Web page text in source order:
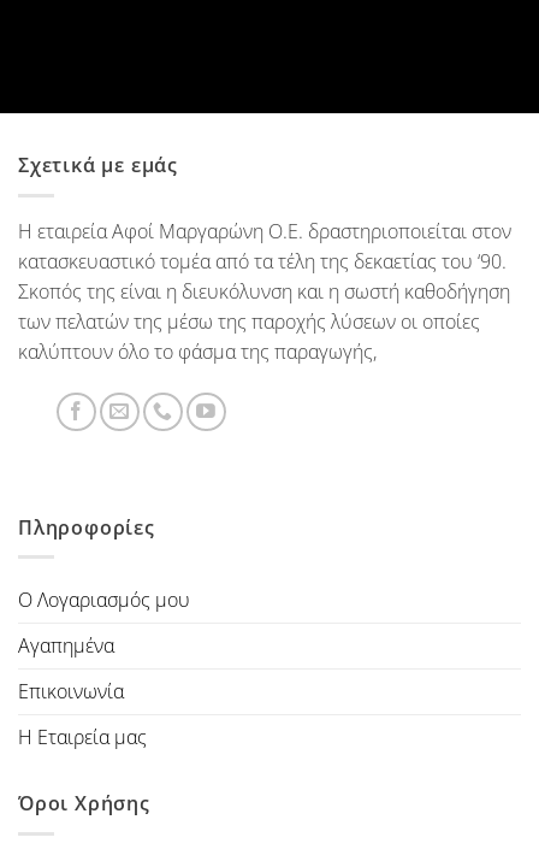
Σχετικά με εμάς
Η εταιρεία Αφοί Μαργαρώνη Ο.Ε. δραστηριοποιείται στον
κατασκευαστικό τομέα από τα τέλη της δεκαετίας του ‘90.
Σκοπός της είναι η διευκόλυνση και η σωστή καθοδήγηση
των πελατών της μέσω της παροχής λύσεων οι οποίες
καλύπτουν όλο το φάσμα της παραγωγής,
Πληροφορίες
Ο Λογαριασμός μου
Αγαπημένα
Επικοινωνία
Η Εταιρεία μας
Όροι Χρήσης